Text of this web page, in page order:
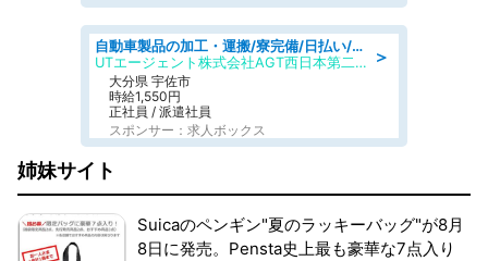
＞
自動車製品の加工・運搬/寮完備/日払い/工場・製造
UTエージェント株式会社AGT西日本第二CU
大分県 宇佐市
時給1,550円
正社員 / 派遣社員
スポンサー：求人ボックス
姉妹サイト
Suicaのペンギン"夏のラッキーバッグ"が8月
8日に発売。Pensta史上最も豪華な7点入り